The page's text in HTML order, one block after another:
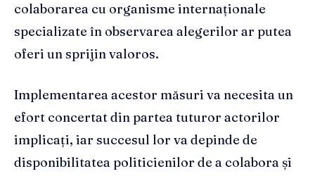
colaborarea cu organisme internaționale
specializate în observarea alegerilor ar putea
oferi un sprijin valoros.
Implementarea acestor măsuri va necesita un
efort concertat din partea tuturor actorilor
implicați, iar succesul lor va depinde de
disponibilitatea politicienilor de a colabora și